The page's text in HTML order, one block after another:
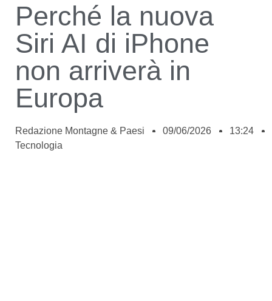
Perché la nuova
Siri AI di iPhone
non arriverà in
Europa
Redazione Montagne & Paesi 09/06/2026
13:24
Tecnologia